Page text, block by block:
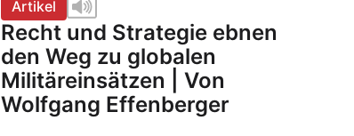
Artikel
Recht und Strategie ebnen
den Weg zu globalen
Militäreinsätzen | Von
Wolfgang Effenberger